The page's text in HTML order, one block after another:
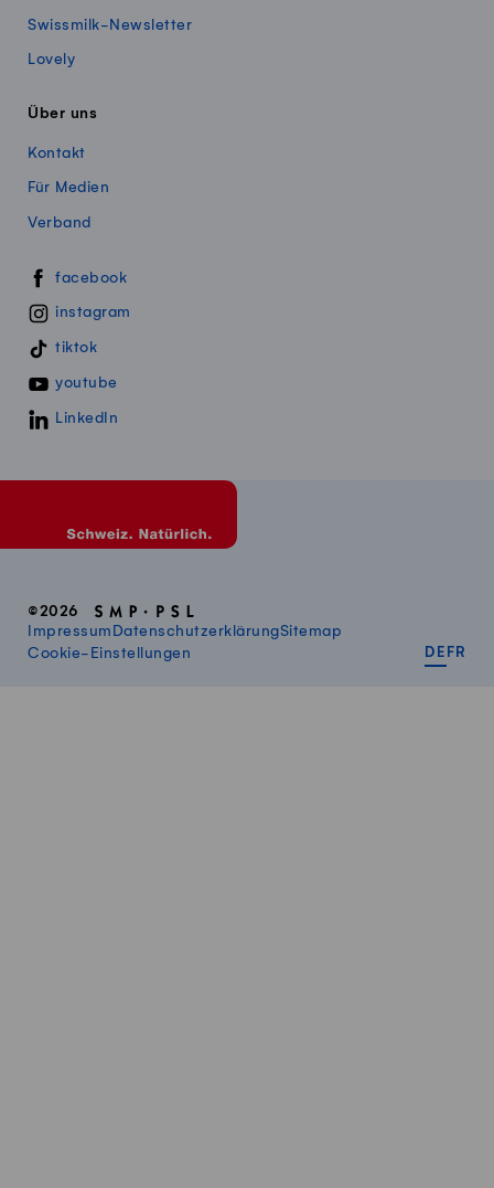
Swissmilk-Newsletter
Lovely
Über uns
Kontakt
Für Medien
Verband
Swissmillk auf Social Media
facebook
instagram
tiktok
youtube
LinkedIn
©2026
Impressum DatenschutzerklärungSitemap
Cookie-Einstellungen
DE FR